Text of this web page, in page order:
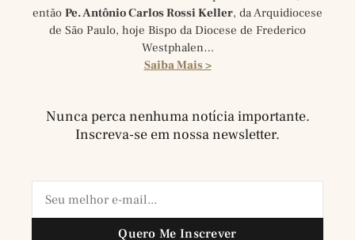
então Pe. Antônio Carlos Rossi Keller, da Arquidiocese
de São Paulo, hoje Bispo da Diocese de Frederico
Westphalen…
Saiba Mais >
Nunca perca nenhuma notícia importante.
Inscreva-se em nossa newsletter.
Quero Me Inscrever